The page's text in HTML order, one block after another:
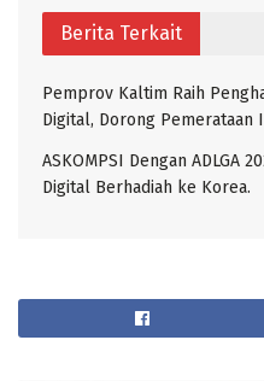
Berita Terkait
Pemprov Kaltim Raih
Digital, Dorong Pemerataan
ASKOMPSI Dengan ADLGA
Digital Berhadiah ke Korea.